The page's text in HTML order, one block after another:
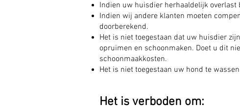
Indien uw huisdier herhaaldelijk overlast
Indien wij andere klanten moeten
doorberekend.
Het is niet toegestaan dat uw huisdier
opruimen en schoonmaken. Doet u dit
schoonmaakkosten.
Het is niet toegestaan ​​uw hond te
Het is verboden om: